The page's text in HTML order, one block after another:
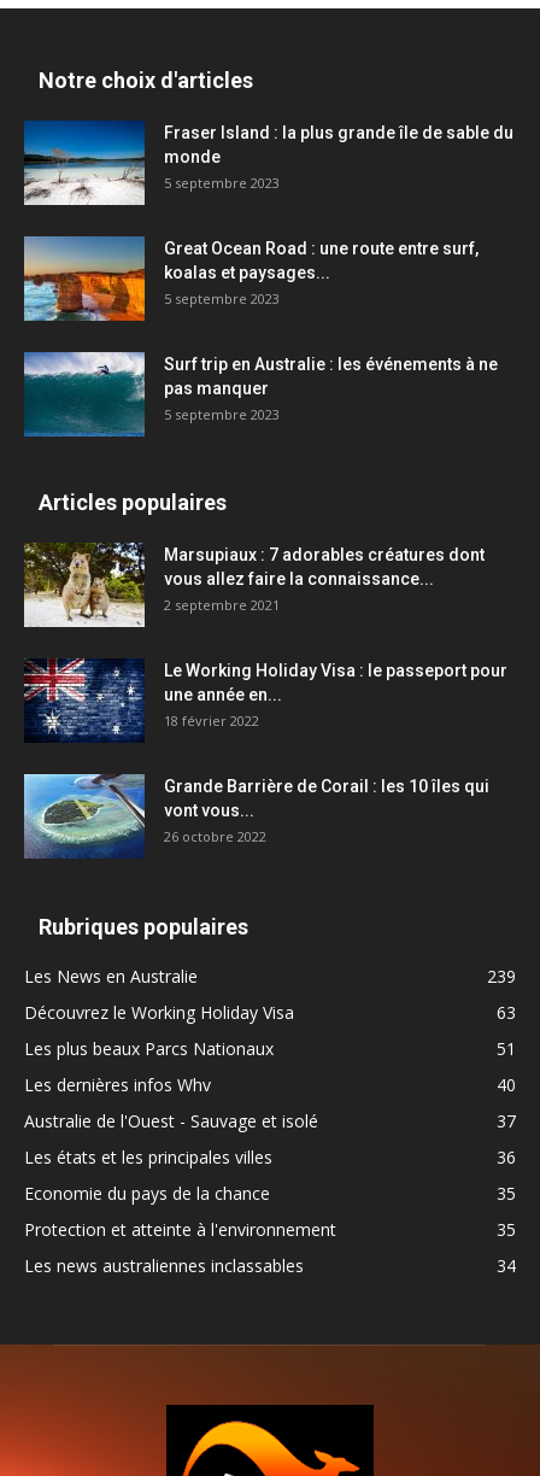
Notre choix d'articles
Fraser Island : la plus grande île de sable du
monde
5 septembre 2023
Great Ocean Road : une route entre surf,
koalas et paysages...
5 septembre 2023
Surf trip en Australie : les événements à ne
pas manquer
5 septembre 2023
Articles populaires
Marsupiaux : 7 adorables créatures dont
vous allez faire la connaissance...
2 septembre 2021
Le Working Holiday Visa : le passeport pour
une année en...
18 février 2022
Grande Barrière de Corail : les 10 îles qui
vont vous...
26 octobre 2022
Rubriques populaires
Les News en Australie
239
Découvrez le Working Holiday Visa
63
Les plus beaux Parcs Nationaux
51
Les dernières infos Whv
40
Australie de l'Ouest - Sauvage et isolé
37
Les états et les principales villes
36
Economie du pays de la chance
35
Protection et atteinte à l'environnement
35
Les news australiennes inclassables
34